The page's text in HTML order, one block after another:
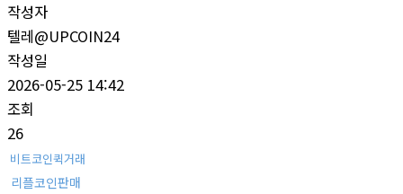
작성자
텔레@UPCOIN24
작성일
2026-05-25 14:42
조회
26
비트코인퀵거래
리플코인판매